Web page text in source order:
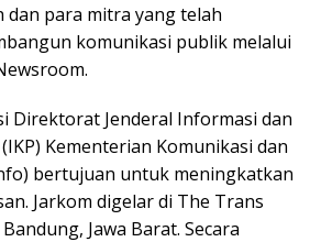
dan para mitra yang telah
komunikasi publik melalui
Direktorat Jenderal Informasi dan
Kementerian Komunikasi dan
bertujuan untuk meningkatkan
Jarkom digelar di The Trans
Jawa Barat. Secara